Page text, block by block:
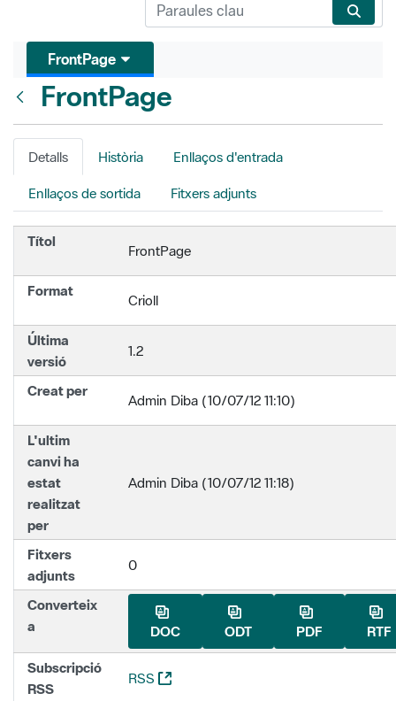
FrontPage
FrontPage
Detalls Història Enllaços d'entrada
Enllaços de sortida Fitxers adjunts
Títol
FrontPage
Format
Crioll
Última
versió
1.2
Creat per
Admin Diba (10/07/12 11:10)
L'ultim
canvi ha
estat
realitzat
per
Admin Diba (10/07/12 11:18)
Fitxers
adjunts
0
Converteix
a
DOC ODT PDF RTF
Subscripció
RSS
RSS (Obre una nova finestra)